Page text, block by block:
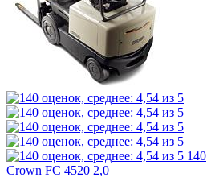
140
Crown FC 4520 2,0